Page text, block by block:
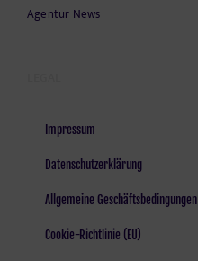
Agentur News
Impressum
Datenschutzerklärung
Allgemeine Geschäftsbedingungen
Cookie-Richtlinie (EU)